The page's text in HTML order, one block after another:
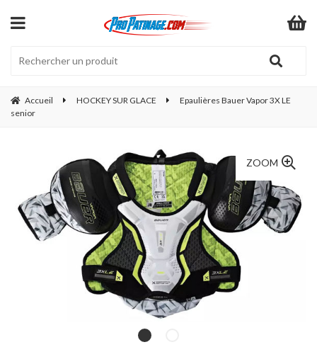
Accueil HOCKEY SUR GLACE
Epaulières Bauer Vapor 3X LE
senior
ZOOM